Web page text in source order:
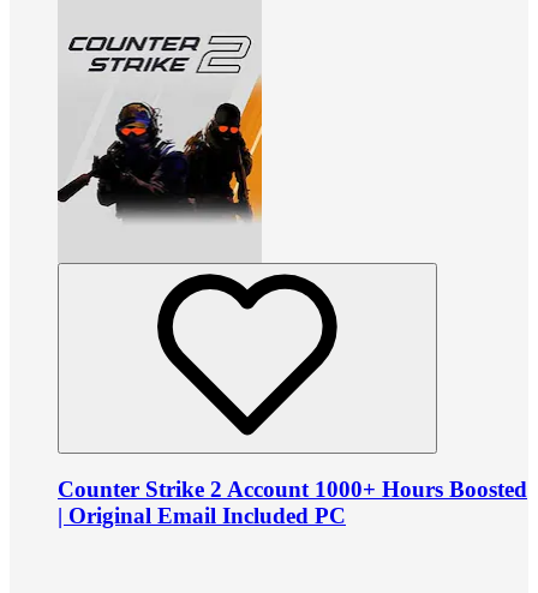
Counter Strike 2 Account 1000+ Hours Boosted
| Original Email Included PC